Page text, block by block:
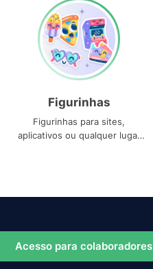
Figurinhas
Figurinhas para sites,
aplicativos ou qualquer lugar
Acesso para colaboradores